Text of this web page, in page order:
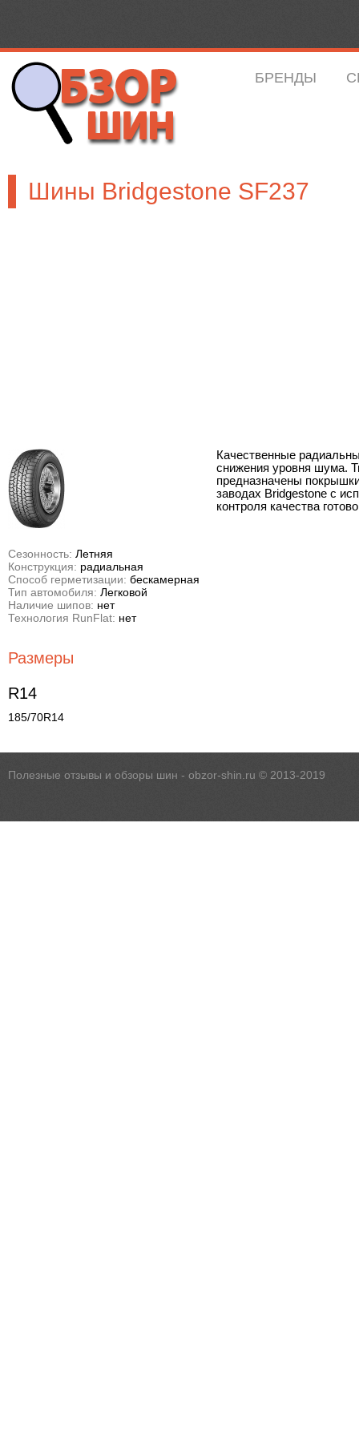
БРЕНДЫ
Шины Bridgestone SF237
Сезонность: Летняя
Конструкция: радиальная
Способ герметизации: бескамерная
Тип автомобиля: Легковой
Наличие шипов: нет
Технология RunFlat: нет
Качественные
снижения уровня шума.
предназначены
заводах Bridgestone с
контроля качества
Размеры
R14
185/70R14
Полезные отзывы и обзоры шин - obzor-shin.ru © 2013-2019